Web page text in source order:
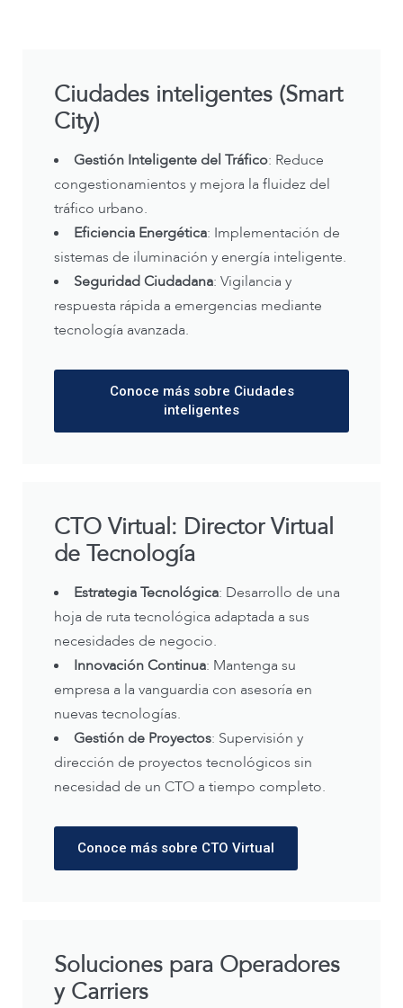
Ciudades inteligentes (Smart
City)
Gestión Inteligente del Tráfico: Reduce
congestionamientos y mejora la fluidez del
tráfico urbano.
Eficiencia Energética: Implementación de
sistemas de iluminación y energía inteligente.
Seguridad Ciudadana: Vigilancia y
respuesta rápida a emergencias mediante
tecnología avanzada.
Conoce más sobre Ciudades
inteligentes
CTO Virtual: Director Virtual
de Tecnología
Estrategia Tecnológica: Desarrollo de una
hoja de ruta tecnológica adaptada a sus
necesidades de negocio.
Innovación Continua: Mantenga su
empresa a la vanguardia con asesoría en
nuevas tecnologías.
Gestión de Proyectos: Supervisión y
dirección de proyectos tecnológicos sin
necesidad de un CTO a tiempo completo.
Conoce más sobre CTO Virtual
Soluciones para Operadores
y Carriers